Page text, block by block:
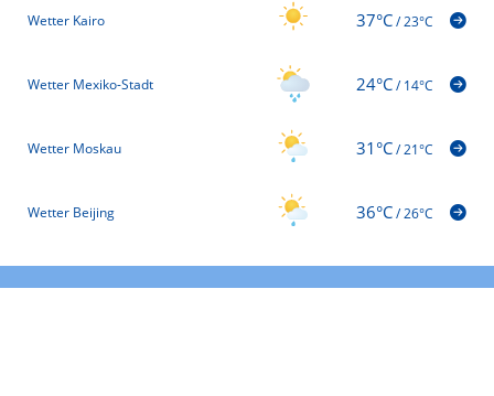
Wetter Kairo 37°C/23°C
Wetter Mexiko-Stadt 24°C/14°C
Wetter Moskau 31°C/21°C
Wetter Beijing 36°C/26°C